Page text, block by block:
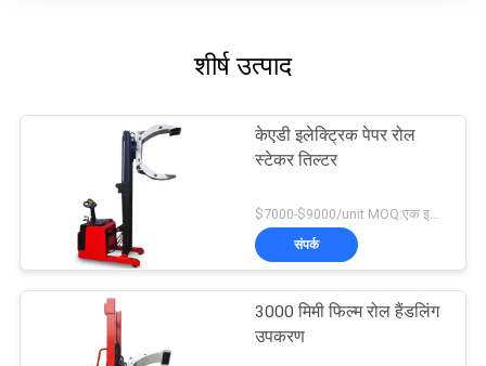
शीर्ष उत्पाद
केएडी इलेक्ट्रिक पेपर रोल
स्टेकर तिल्टर
$7000-$9000/unit MOQ:एक इकाई
संपर्क
3000 मिमी फिल्म रोल हैंडलिंग
उपकरण